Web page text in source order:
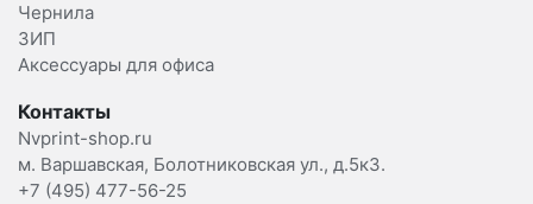
Чернила
ЗИП
Аксессуары для офиса
Контакты
Nvprint-shop.ru
м. Варшавская, Болотниковская ул., д.5к3.
+7 (495) 477-56-25